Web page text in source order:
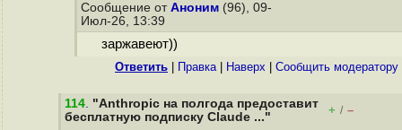
Сообщение от Аноним (96), 09-
Июл-26, 13:39
заржавеют))
Ответить Правка| Наверх Cообщить модератору
114. "Anthropic на полгода предоставит
бесплатную подписку Claude ..."
+ / –